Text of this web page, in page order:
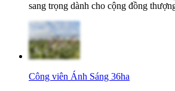
sang trọng dành cho cộng đồng
Công viên Ánh Sáng 36ha